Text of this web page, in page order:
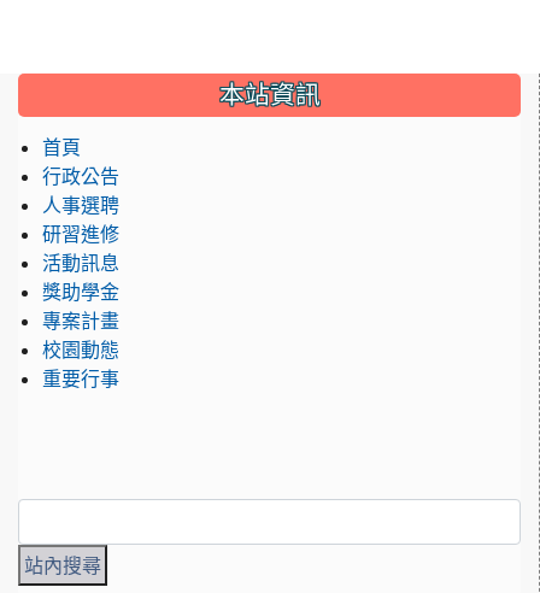
::: 本站資訊
首頁
行政公告
人事選聘
研習進修
活動訊息
獎助學金
專案計畫
校園動態
重要行事